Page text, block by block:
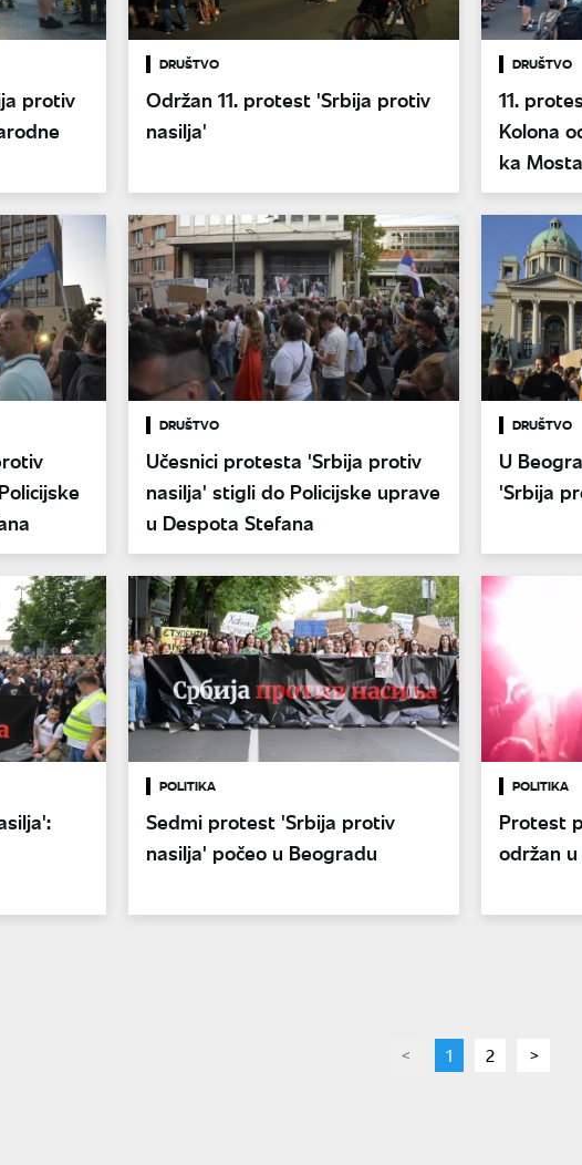
protiv
DRUŠTVO
Održan 11. protest 'Srbija protiv
nasilja'
DRUŠTVO
11.
Kolona
ka
DRUŠTVO
Učesnici protesta 'Srbija protiv
nasilja' stigli do Policijske uprave
u Despota Stefana
DRUŠTVO
U
'Srbija
POLITIKA
Sedmi protest 'Srbija protiv
nasilja' počeo u Beogradu
POLITIKA
Protest
održan
pageYou're
1 page
2 page